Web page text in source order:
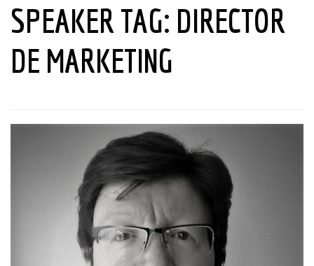
SPEAKER TAG: DIRECTOR
DE MARKETING